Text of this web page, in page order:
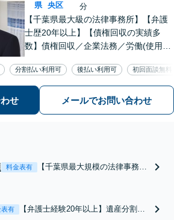
県 央区
分
【千葉県最大級の法律事務所】【弁護
士歴20年以上】【債権回収の実績多
数】債権回収／企業法務／労働(使用者
の意向を最優先に、迅速かつ最善の解
決を目指します。【初回来所相談無
料】【電話・Web面談可】【千葉中央
駅5分】
分割払い利用可 後払い利用可 初回面談無料
せ メールでお問い合わせ
料金表有
【千葉県最大規模の法律事務
績多数あり。依頼者さまのご意
向を踏まえ最善の解決を目指し
表有
【弁護士経験20年以上】遺産分割協